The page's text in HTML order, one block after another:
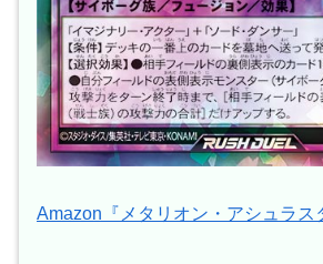
Amazon『メタリオン・アシュラス